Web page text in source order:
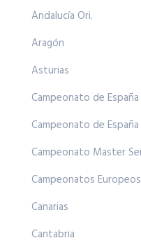
Andalucía Ori.
Aragón
Asturias
Campeonato de
Campeonato de
Campeonato Master
Campeonatos Europeos
Canarias
Cantabria